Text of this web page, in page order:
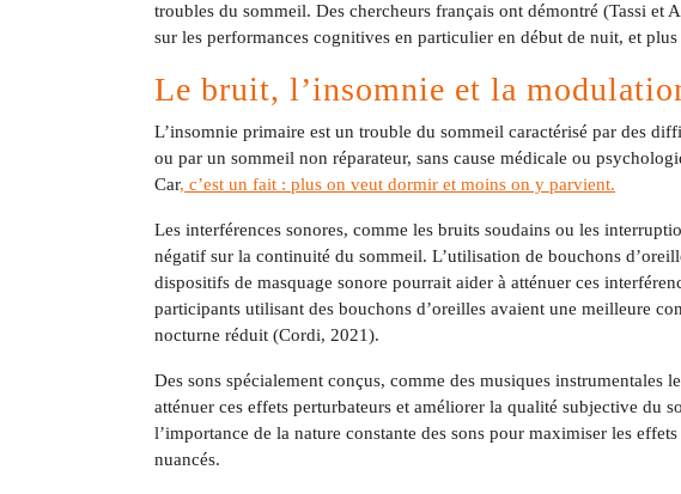
troubles du sommeil. Des chercheurs français ont démontré (Tassi et
sur les performances cognitives en particulier en début de nuit, et
Le bruit, l’insomnie et la
L’insomnie primaire est un trouble du sommeil caractérisé par des
ou par un sommeil non réparateur, sans cause médicale ou
Car, c’est un fait : plus on veut dormir et moins on y parvient.
Les interférences sonores, comme les bruits soudains ou les
négatif sur la continuité du sommeil. L’utilisation de bouchons
dispositifs de masquage sonore pourrait aider à atténuer ces
participants utilisant des bouchons d’oreilles avaient une meilleure
nocturne réduit (Cordi, 2021).
Des sons spécialement conçus, comme des musiques instrumentales
atténuer ces effets perturbateurs et améliorer la qualité subjective du
l’importance de la nature constante des sons pour maximiser les
nuancés.